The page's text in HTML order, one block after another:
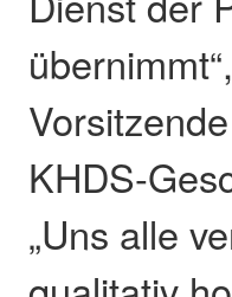
KHDS-
„Uns alle